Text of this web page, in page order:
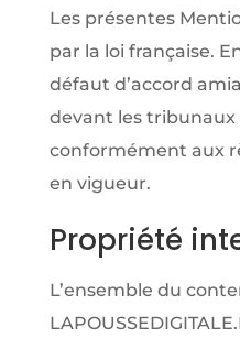
Les présentes
par la loi française.
défaut d’accord
devant les tribunaux
conformément aux
en vigueur.
Propriété
L’ensemble du